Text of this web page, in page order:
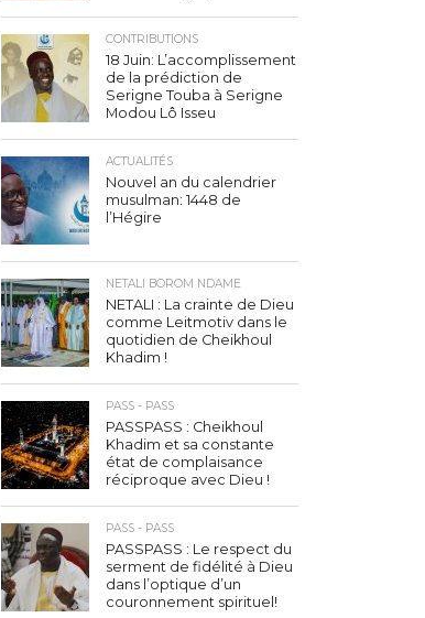
CONTRIBUTIONS
18 Juin: L’accomplissement
de la prédiction de
Serigne Touba à Serigne
Modou Lô Isseu
ACTUALITÉS
Nouvel an du calendrier
musulman: 1448 de
l’Hégire
NETALI BOROM NDAME
NETALI : La crainte de Dieu
comme Leitmotiv dans le
quotidien de Cheikhoul
Khadim !
PASS - PASS
PASSPASS : Cheikhoul
Khadim et sa constante
état de complaisance
réciproque avec Dieu !
PASS - PASS
PASSPASS : Le respect du
serment de fidélité à Dieu
dans l’optique d’un
couronnement spirituel!